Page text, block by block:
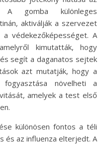
A gomba különleges
aktiválják a szervezet
védekezőképességet. A
kimutatták, hogy
segít a daganatos sejtek
azt mutatják, hogy a
növelheti a
amelyek a test első
különösen fontos a téli
és az influenza elterjedt. A